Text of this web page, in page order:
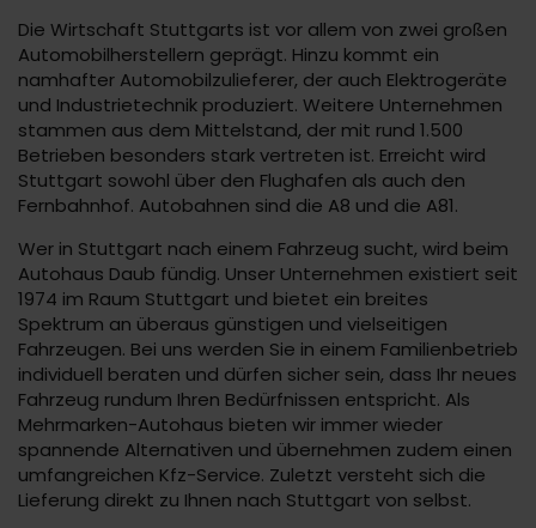
Die Wirtschaft Stuttgarts ist vor allem von zwei großen
Automobilherstellern geprägt. Hinzu kommt ein
namhafter Automobilzulieferer, der auch Elektrogeräte
und Industrietechnik produziert. Weitere Unternehmen
stammen aus dem Mittelstand, der mit rund 1.500
Betrieben besonders stark vertreten ist. Erreicht wird
Stuttgart sowohl über den Flughafen als auch den
Fernbahnhof. Autobahnen sind die A8 und die A81.
Wer in Stuttgart nach einem Fahrzeug sucht, wird beim
Autohaus Daub fündig. Unser Unternehmen existiert seit
1974 im Raum Stuttgart und bietet ein breites
Spektrum an überaus günstigen und vielseitigen
Fahrzeugen. Bei uns werden Sie in einem Familienbetrieb
individuell beraten und dürfen sicher sein, dass Ihr neues
Fahrzeug rundum Ihren Bedürfnissen entspricht. Als
Mehrmarken-Autohaus bieten wir immer wieder
spannende Alternativen und übernehmen zudem einen
umfangreichen Kfz-Service. Zuletzt versteht sich die
Lieferung direkt zu Ihnen nach Stuttgart von selbst.